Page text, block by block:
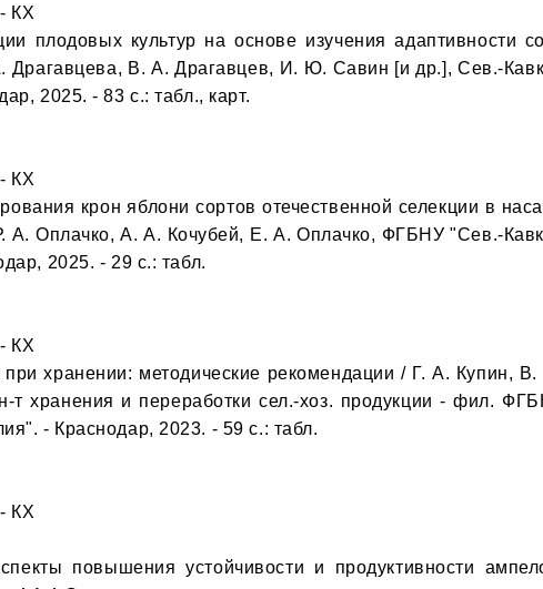
КХ
плодовых культур на основе изучения адаптивности
Драгавцева, В. А. Драгавцев, И. Ю. Савин [и др.], Сев.-
2025. - 83 с.: табл., карт.
КХ
крон яблони сортов отечественной селекции в
А. Оплачко, А. А. Кочубей, Е. А. Оплачко, ФГБНУ "Сев.-
2025. - 29 с.: табл.
КХ
хранении: методические рекомендации / Г. А. Купин,
т хранения и переработки сел.-хоз. продукции - фил.
- Краснодар, 2023. - 59 с.: табл.
КХ
повышения устойчивости и продуктивности